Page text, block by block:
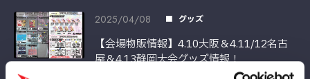
2025/04/08 グッズ
【会場物販情報】4.10大阪＆4.11/12名古
屋＆4.13静岡大会グッズ情報！